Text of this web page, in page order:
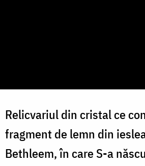
Relicvariul din cristal ce
fragment de lemn din
Bethleem, în care S-a